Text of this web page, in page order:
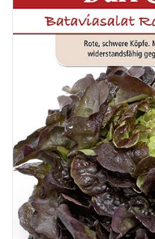
Geschenkideen